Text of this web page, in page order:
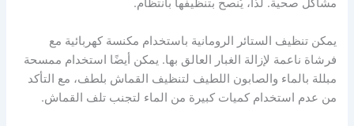
مشاكل صحية. لذا، يُنصح بتنظيفها بانتظام.
يمكن تنظيف الستائر الرومانية باستخدام مكنسة كهربائية مع
فرشاة ناعمة لإزالة الغبار العالق بها. يمكن أيضًا استخدام ممسحة
مبللة بالماء والصابون اللطيف لتنظيف القماش بلطف، مع التأكد
من عدم استخدام كميات كبيرة من الماء لتجنب تلف القماش.